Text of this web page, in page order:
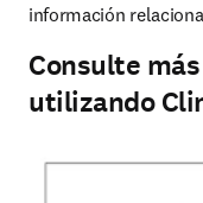
información
Consulte
utilizando